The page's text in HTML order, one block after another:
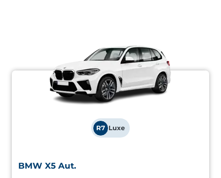
R7 Luxe
BMW X5 Aut.